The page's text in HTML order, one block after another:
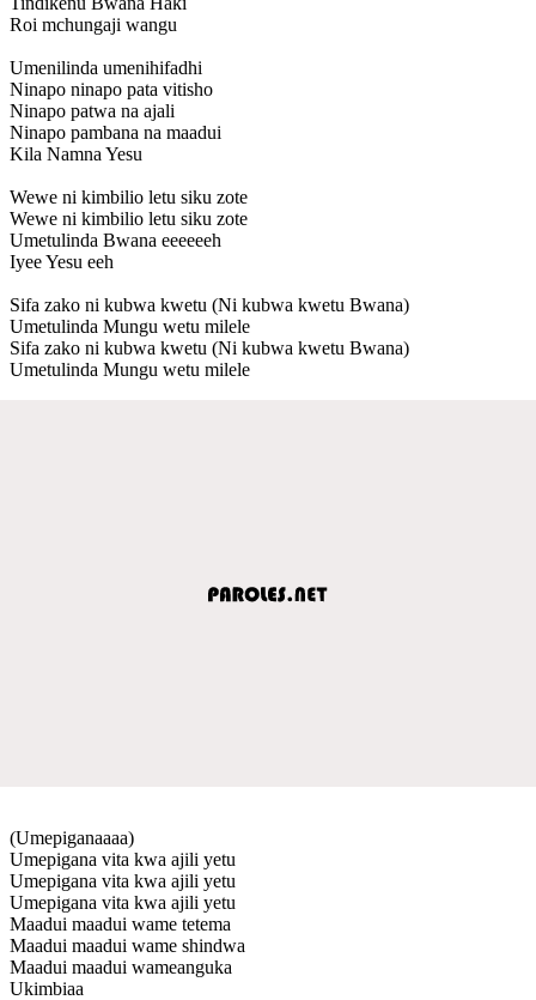
Roi mchungaji wangu
Umenilinda umenihifadhi
Ninapo ninapo pata vitisho
Ninapo patwa na ajali
Ninapo pambana na maadui
Kila Namna Yesu
Wewe ni kimbilio letu siku zote
Wewe ni kimbilio letu siku zote
Umetulinda Bwana eeeeeeh
Iyee Yesu eeh
Sifa zako ni kubwa kwetu (Ni kubwa kwetu Bwana)
Umetulinda Mungu wetu milele
Sifa zako ni kubwa kwetu (Ni kubwa kwetu Bwana)
Umetulinda Mungu wetu milele
(Umepiganaaaa)
Umepigana vita kwa ajili yetu
Umepigana vita kwa ajili yetu
Umepigana vita kwa ajili yetu
Maadui maadui wame tetema
Maadui maadui wame shindwa
Maadui maadui wameanguka
Ukimbiaa